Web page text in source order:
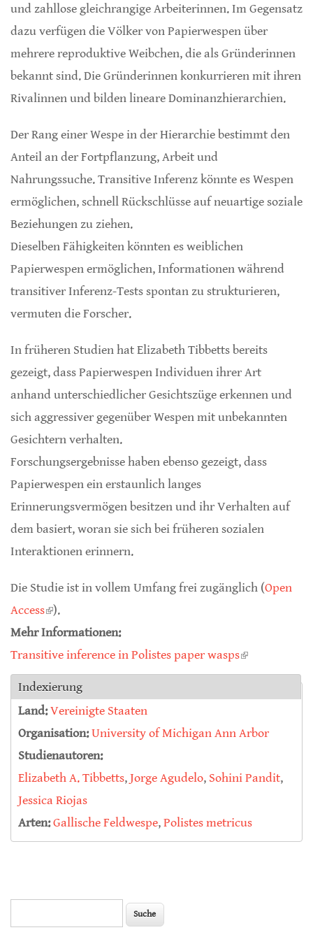
und zahllose gleichrangige Arbeiterinnen. Im Gegensatz
dazu verfügen die Völker von Papierwespen über
mehrere reproduktive Weibchen, die als Gründerinnen
bekannt sind. Die Gründerinnen konkurrieren mit ihren
Rivalinnen und bilden lineare Dominanzhierarchien.
Der Rang einer Wespe in der Hierarchie bestimmt den
Anteil an der Fortpflanzung, Arbeit und
Nahrungssuche. Transitive Inferenz könnte es Wespen
ermöglichen, schnell Rückschlüsse auf neuartige soziale
Beziehungen zu ziehen.
Dieselben Fähigkeiten könnten es weiblichen
Papierwespen ermöglichen, Informationen während
transitiver Inferenz-Tests spontan zu strukturieren,
vermuten die Forscher.
In früheren Studien hat Elizabeth Tibbetts bereits
gezeigt, dass Papierwespen Individuen ihrer Art
anhand unterschiedlicher Gesichtszüge erkennen und
sich aggressiver gegenüber Wespen mit unbekannten
Gesichtern verhalten.
Forschungsergebnisse haben ebenso gezeigt, dass
Papierwespen ein erstaunlich langes
Erinnerungsvermögen besitzen und ihr Verhalten auf
dem basiert, woran sie sich bei früheren sozialen
Interaktionen erinnern.
Die Studie ist in vollem Umfang frei zugänglich (Open
Access(link is external)
).
Mehr Informationen:
Transitive inference in Polistes paper wasps(link is
external)
Indexierung
Land:Vereinigte Staaten
Organisation:University of Michigan Ann Arbor
Studienautoren:
Elizabeth A. Tibbetts,Jorge Agudelo, Sohini Pandit,
Jessica Riojas
Arten:Gallische Feldwespe,Polistes metricus